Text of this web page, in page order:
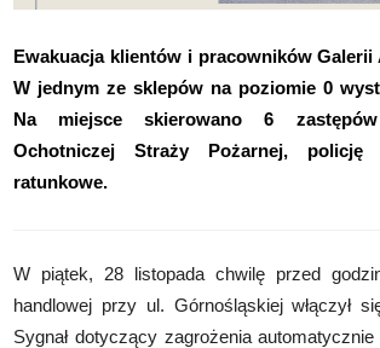
Ewakuacja klientów i pracownikówGalerii
W jednym ze sklepów na poziomie 0
Na miejsce skierowano 6
Ochotniczej Straży Pożarnej, policję
ratunkowe.
W piątek, 28 listopada chwilę przed
handlowej przy ul. Górnośląskiej włączył
Sygnał dotyczący zagrożenia